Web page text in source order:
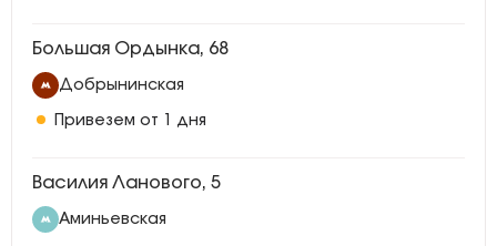
Большая Ордынка, 68
Добрынинская
Привезем от 1 дня
Василия Ланового, 5
Аминьевская